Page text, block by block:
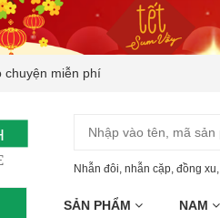
chuyện miễn phí
Nhẫn đôi nhẫn cặp đồng xu
SẢN PHẨM NAM